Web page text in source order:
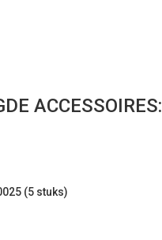
ACCESSOIRES:
(5 stuks)